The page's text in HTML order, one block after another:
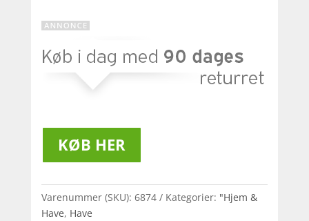
KØB HER
Varenummer (SKU): 6874 Kategorier: "Hjem &
Have, Have